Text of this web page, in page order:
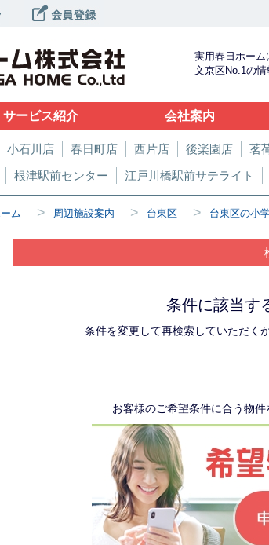
実用春日ホーム
文京区No.1の情
サービス紹介 会社案内
小石川店 春日町店 西片店 後楽園店 茗
根津駅前センター 江戸川橋駅前サテライト
ム > 周辺施設案内 > 台東区 > 台東区の小
条件に該当す
条件を変更して再検索していただく
お客様のご希望条件に合う物